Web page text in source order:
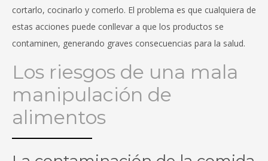
cortarlo, cocinarlo y comerlo. El problema es que cualquiera de
estas acciones puede conllevar a que los productos se
contaminen, generando graves consecuencias para la salud.
Los riesgos de una mala
manipulación de
alimentos